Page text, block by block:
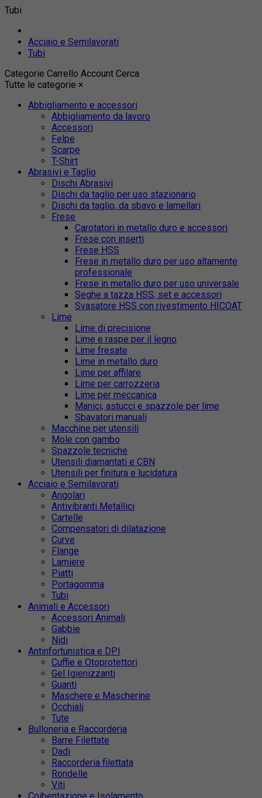
Tubi
Acciaio e Semilavorati
Tubi
Categorie Carrello Account Cerca
Tutte le categorie ×
Abbigliamento e accessori
Abbigliamento da lavoro
Accessori
Felpe
Scarpe
T-Shirt
Abrasivi e Taglio
Dischi Abrasivi
Dischi da taglio per uso stazionario
Dischi da taglio, da sbavo e lamellari
Frese
Carotatori in metallo duro e accessori
Frese con inserti
Frese HSS
Frese in metallo duro per uso altamente
professionale
Frese in metallo duro per uso universale
Seghe a tazza HSS, set e accessori
Svasatore HSS con rivestimento HICOAT
Lime
Lime di precisione
Lime e raspe per il legno
Lime fresate
Lime in metallo duro
Lime per affilare
Lime per carrozzeria
Lime per meccanica
Manici, astucci e spazzole per lime
Sbavatori manuali
Macchine per utensili
Mole con gambo
Spazzole tecniche
Utensili diamantati e CBN
Utensili per finitura e lucidatura
Acciaio e Semilavorati
Angolari
Antivibranti Metallici
Cartelle
Compensatori di dilatazione
Curve
Flange
Lamiere
Piatti
Portagomma
Tubi
Animali e Accessori
Accessori Animali
Gabbie
Nidi
Antinfortunistica e DPI
Cuffie e Otoprotettori
Gel Igienizzanti
Guanti
Maschere e Mascherine
Occhiali
Tute
Bulloneria e Raccorderia
Barre Filettate
Dadi
Raccorderia filettata
Rondelle
Viti